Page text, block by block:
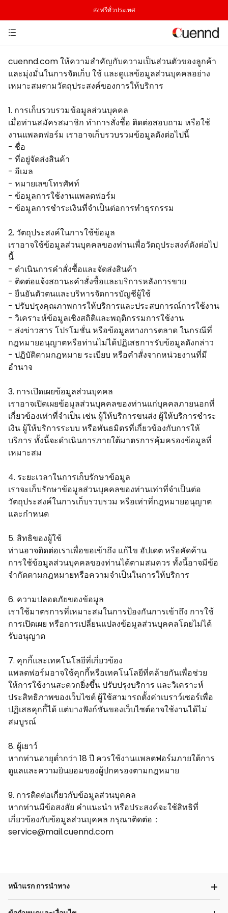
ส่งฟรีทั่วประเทศ
cuennd.com ให้ความสำคัญกับความเป็นส่วนตัวของลูกค้า
และมุ่งมั่นในการจัดเก็บ ใช้ และดูแลข้อมูลส่วนบุคคลอย่าง
เหมาะสมตามวัตถุประสงค์ของการให้บริการ
1. การเก็บรวบรวมข้อมูลส่วนบุคคล
เมื่อท่านสมัครสมาชิก ทำการสั่งซื้อ ติดต่อสอบถาม หรือใช้
งานแพลตฟอร์ม เราอาจเก็บรวบรวมข้อมูลดังต่อไปนี้
- ชื่อ
- ที่อยู่จัดส่งสินค้า
- อีเมล
- หมายเลขโทรศัพท์
- ข้อมูลการใช้งานแพลตฟอร์ม
- ข้อมูลการชำระเงินที่จำเป็นต่อการทำธุรกรรม
2. วัตถุประสงค์ในการใช้ข้อมูล
เราอาจใช้ข้อมูลส่วนบุคคลของท่านเพื่อวัตถุประสงค์ดังต่อไป
นี้
- ดำเนินการคำสั่งซื้อและจัดส่งสินค้า
- ติดต่อแจ้งสถานะคำสั่งซื้อและบริการหลังการขาย
- ยืนยันตัวตนและบริหารจัดการบัญชีผู้ใช้
- ปรับปรุงคุณภาพการให้บริการและประสบการณ์การใช้งาน
- วิเคราะห์ข้อมูลเชิงสถิติและพฤติกรรมการใช้งาน
- ส่งข่าวสาร โปรโมชั่น หรือข้อมูลทางการตลาด ในกรณีที่
กฎหมายอนุญาตหรือท่านไม่ได้ปฏิเสธการรับข้อมูลดังกล่าว
- ปฏิบัติตามกฎหมาย ระเบียบ หรือคำสั่งจากหน่วยงานที่มี
อำนาจ
3. การเปิดเผยข้อมูลส่วนบุคคล
เราอาจเปิดเผยข้อมูลส่วนบุคคลของท่านแก่บุคคลภายนอกที่
เกี่ยวข้องเท่าที่จำเป็น เช่น ผู้ให้บริการขนส่ง ผู้ให้บริการชำระ
เงิน ผู้ให้บริการระบบ หรือพันธมิตรที่เกี่ยวข้องกับการให้
บริการ ทั้งนี้จะดำเนินการภายใต้มาตรการคุ้มครองข้อมูลที่
เหมาะสม
4. ระยะเวลาในการเก็บรักษาข้อมูล
เราจะเก็บรักษาข้อมูลส่วนบุคคลของท่านเท่าที่จำเป็นต่อ
วัตถุประสงค์ในการเก็บรวบรวม หรือเท่าที่กฎหมายอนุญาต
และกำหนด
5. สิทธิของผู้ใช้
ท่านอาจติดต่อเราเพื่อขอเข้าถึง แก้ไข อัปเดต หรือคัดค้าน
การใช้ข้อมูลส่วนบุคคลของท่านได้ตามสมควร ทั้งนี้อาจมีข้อ
จำกัดตามกฎหมายหรือความจำเป็นในการให้บริการ
6. ความปลอดภัยของข้อมูล
เราใช้มาตรการที่เหมาะสมในการป้องกันการเข้าถึง การใช้
การเปิดเผย หรือการเปลี่ยนแปลงข้อมูลส่วนบุคคลโดยไม่ได้
รับอนุญาต
7. คุกกี้และเทคโนโลยีที่เกี่ยวข้อง
แพลตฟอร์มอาจใช้คุกกี้หรือเทคโนโลยีที่คล้ายกันเพื่อช่วย
ให้การใช้งานสะดวกยิ่งขึ้น ปรับปรุงบริการ และวิเคราะห์
ประสิทธิภาพของเว็บไซต์ ผู้ใช้สามารถตั้งค่าเบราว์เซอร์เพื่อ
ปฏิเสธคุกกี้ได้ แต่บางฟังก์ชันของเว็บไซต์อาจใช้งานได้ไม่
สมบูรณ์
8. ผู้เยาว์
หากท่านอายุต่ำกว่า 18 ปี ควรใช้งานแพลตฟอร์มภายใต้การ
ดูแลและความยินยอมของผู้ปกครองตามกฎหมาย
9. การติดต่อเกี่ยวกับข้อมูลส่วนบุคคล
หากท่านมีข้อสงสัย คำแนะนำ หรือประสงค์จะใช้สิทธิที่
เกี่ยวข้องกับข้อมูลส่วนบุคคล กรุณาติดต่อ ：
service@mail.cuennd.com
หน้าแรก การนำทาง